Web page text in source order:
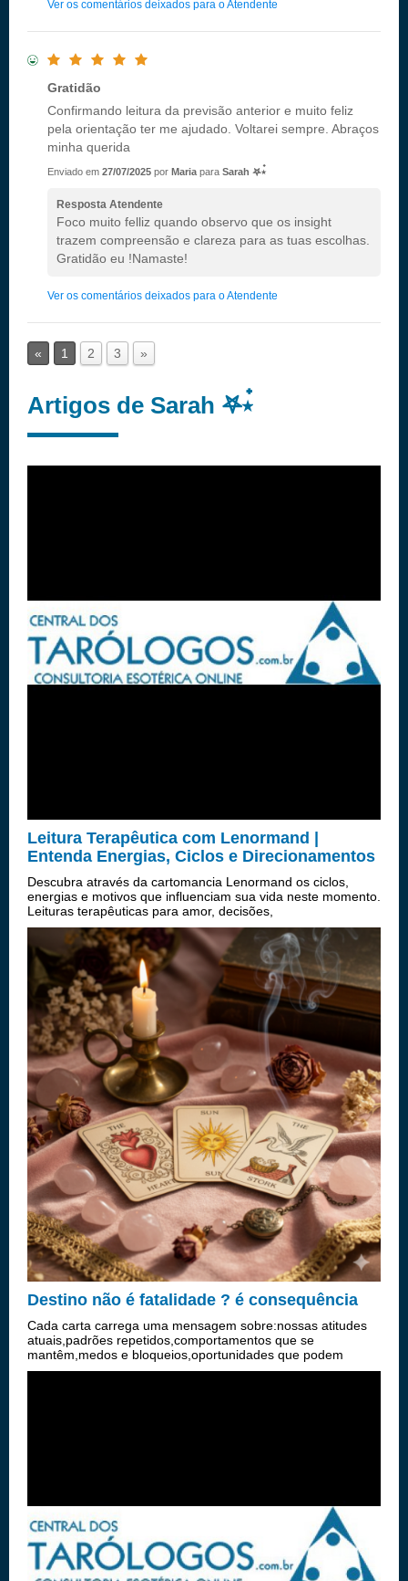
Ver os comentários deixados para o Atendente
Gratidão
Confirmando leitura da previsão anterior e muito feliz
pela orientação ter me ajudado. Voltarei sempre. Abraços
minha querida
Enviado em 27/07/2025 por Maria para Sarah 𖤐⭒๋
Resposta Atendente
Foco muito felliz quando observo que os insight
trazem compreensão e clareza para as tuas escolhas.
Gratidão eu !Namaste!
Ver os comentários deixados para o Atendente
« 1 2 3 »
Artigos de Sarah 𖤐⭒๋
Leitura Terapêutica com Lenormand |
Entenda Energias, Ciclos e Direcionamentos
Descubra através da cartomancia Lenormand os ciclos,
energias e motivos que influenciam sua vida neste momento.
Leituras terapêuticas para amor, decisões,
autoconhecimento e direcionamento emocional.
Destino não é fatalidade ? é consequência
Cada carta carrega uma mensagem sobre:nossas atitudes
atuais,padrões repetidos,comportamentos que se
mantêm,medos e bloqueios,oportunidades que podem
florescer,e energias que se aproximam.Quando algo “não